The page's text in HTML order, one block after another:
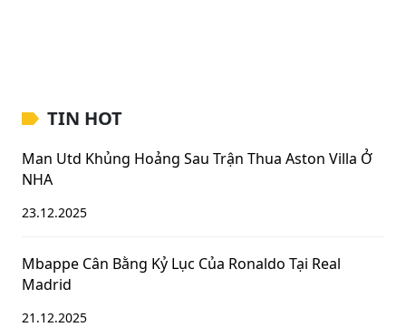
TIN HOT
Man Utd Khủng Hoảng Sau Trận Thua Aston Villa Ở
NHA
23.12.2025
Mbappe Cân Bằng Kỷ Lục Của Ronaldo Tại Real
Madrid
21.12.2025